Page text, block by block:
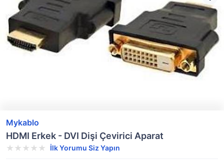
Mykablo
HDMI Erkek - DVI Dişi Çevirici Aparat
İlk Yorumu Siz Yapın